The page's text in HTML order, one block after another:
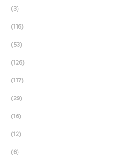
(3)
(116)
(53)
(126)
(117)
(29)
(16)
(12)
(6)